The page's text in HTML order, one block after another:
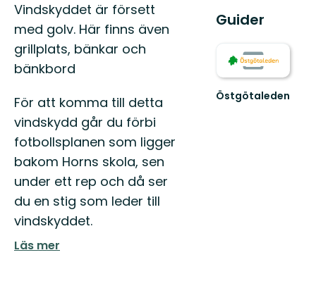
Vindskyddet är försett
med golv. Här finns även
grillplats, bänkar och
bänkbord
För att komma till detta
vindskydd går du förbi
fotbollsplanen som ligger
bakom Horns skola, sen
under ett rep och då ser
du en stig som leder till
vindskyddet.
Läs mer
Guider
Östgötaleden